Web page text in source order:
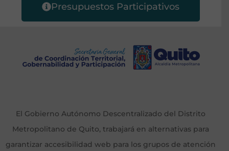
Presupuestos Participativos
El Gobierno Autónomo Descentralizado del Distrito
Metropolitano de Quito, trabajará en alternativas para
garantizar accesibilidad web para los grupos de atención